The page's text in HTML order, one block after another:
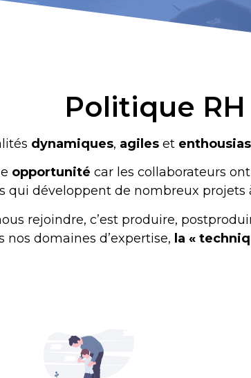
Politique RH
dynamiques, agileset
opportunité car les collaborateurs
qui développent de nombreux projets
rejoindre, c’est produire,
nos domaines d’expertise, la «